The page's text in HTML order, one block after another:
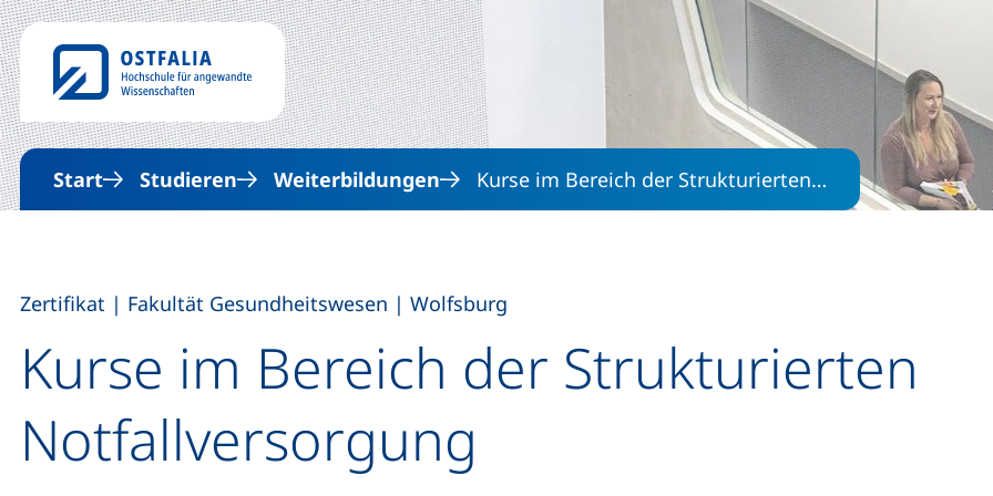
Direkt zum Inhalt
Start Studieren Weiterbildungen Kurse im Bereich der Strukturierten…
Kurse im Bereich der Strukturierten
Notfallversorgung
Zertifikat | Fakultät Gesundheitswesen | Wolfsburg